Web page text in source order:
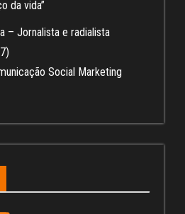
da vida”
– Jornalista e radialista
Social Marketing